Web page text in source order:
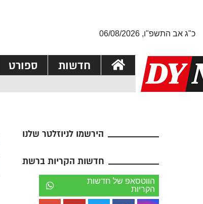
כ"ג אב התשפ"ו, 06/08/2026
חדשות ספורט
הירשמו לניוזלטר שלנו
חדשות הקריות ברשת
הווטסאפ של חדשות
הקריות